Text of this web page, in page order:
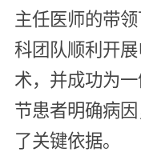
主任医师的带
科团队顺利开
术，并成功为
节患者明确病
了关键依据。